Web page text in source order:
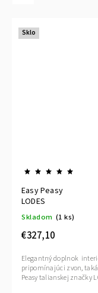
Sklo
Easy Peasy
LODES
Skladom (1 ks)
€327,10
Elegantný doplnok
pripomínajúci zvon, taká
Peasy talianskej značky